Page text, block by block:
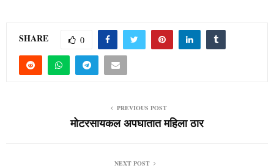
SHARE 0
PREVIOUS POST
मोटरसायकल अपघातात महिला ठार
NEXT POST